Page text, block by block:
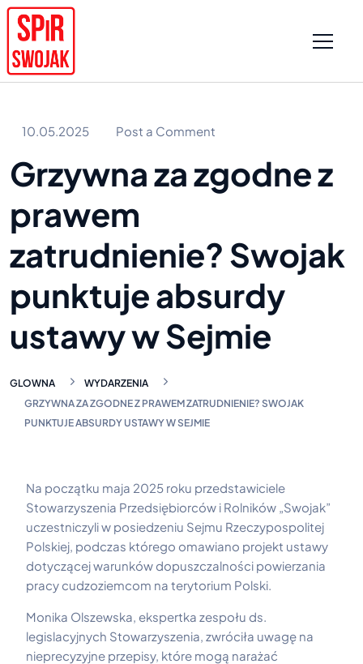
10.05.2025 Post a Comment
Grzywna za zgodne z
prawem
zatrudnienie? Swojak
punktuje absurdy
ustawy w Sejmie
GLOWNA
WYDARZENIA
GRZYWNA ZA ZGODNE Z PRAWEM ZATRUDNIENIE? SWOJAK
PUNKTUJE ABSURDY USTAWY W SEJMIE
Na początku maja 2025 roku przedstawiciele
Stowarzyszenia Przedsiębiorców i Rolników „Swojak”
uczestniczyli w posiedzeniu Sejmu Rzeczypospolitej
Polskiej, podczas którego omawiano projekt ustawy
dotyczącej warunków dopuszczalności powierzania
pracy cudzoziemcom na terytorium Polski.
Monika Olszewska, ekspertka zespołu ds.
legislacyjnych Stowarzyszenia, zwróciła uwagę na
nieprecyzyjne przepisy, które mogą narażać